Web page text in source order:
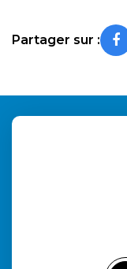
Partager sur :